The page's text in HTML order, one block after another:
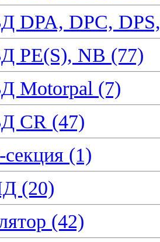
DPA, DPC,
PE(S), NB (77)
Motorpal (7)
CR (47)
(1)
(20)
(42)